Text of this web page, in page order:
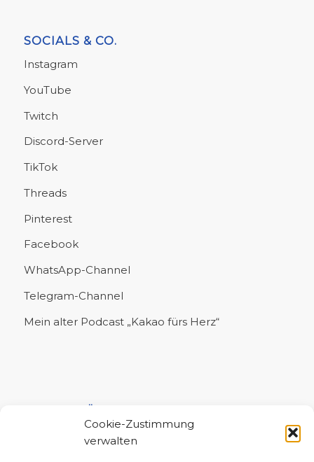
Cookie-Zustimmung
verwalten
SOCIALS & CO.
Instagram
YouTube
Twitch
Discord-Server
TikTok
Threads
Pinterest
Facebook
WhatsApp-Channel
Telegram-Channel
Mein alter Podcast „Kakao fürs Herz“